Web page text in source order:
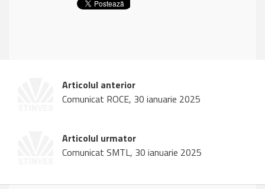
Articolul anterior
Comunicat ROCE, 30 ianuarie 2025
Articolul urmator
Comunicat SMTL, 30 ianuarie 2025